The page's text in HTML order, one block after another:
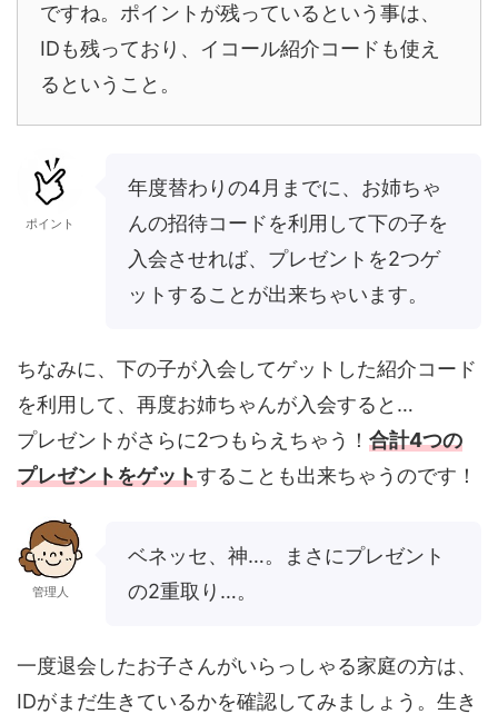
ですね。ポイントが残っているという事は、
IDも残っており、イコール紹介コードも使え
るということ。
ポイント
年度替わりの4月までに、お姉ちゃ
んの招待コードを利用して下の子を
入会させれば、プレゼントを2つゲ
ットすることが出来ちゃいます。
ちなみに、下の子が入会してゲットした紹介コード
を利用して、再度お姉ちゃんが入会すると…
プレゼントがさらに2つもらえちゃう！ 合計4つの
プレゼントをゲットすることも出来ちゃうのです！
管理人
ベネッセ、神…。まさにプレゼント
の2重取り…。
一度退会したお子さんがいらっしゃる家庭の方は、
IDがまだ生きているかを確認してみましょう。生き